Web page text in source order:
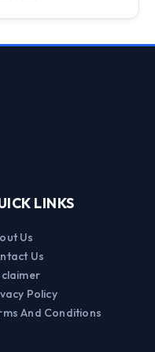
LINKS
Us
Us
Policy
And Conditions